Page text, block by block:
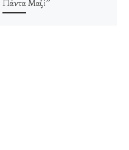
Πάντα Μαζί”